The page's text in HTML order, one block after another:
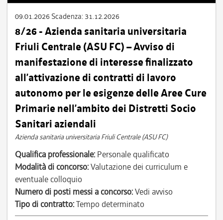
09.01.2026 Scadenza: 31.12.2026
8/26 - Azienda sanitaria universitaria
Friuli Centrale (ASU FC) – Avviso di
manifestazione di interesse finalizzato
all’attivazione di contratti di lavoro
autonomo per le esigenze delle Aree Cure
Primarie nell’ambito dei Distretti Socio
Sanitari aziendali
Azienda sanitaria universitaria Friuli Centrale (ASU FC)
Qualifica professionale: Personale qualificato
Modalità di concorso:Valutazione dei curriculum e
eventuale colloquio
Numero di posti messi a concorso:Vedi avviso
Tipo di contratto:Tempo determinato